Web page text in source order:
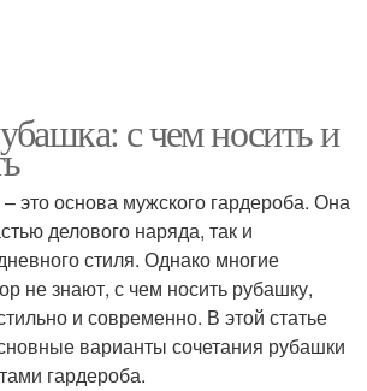
с чем носить и
это основа мужского гардероба. Она
делового наряда, так и
стиля. Однако многие
не знают, с чем носить рубашку,
и современно. В этой статье
варианты сочетания рубашки
гардероба.